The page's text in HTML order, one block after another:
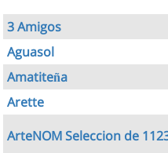
3 Amigos
Aguasol
Amatiteña
Arette
ArteNOM Seleccion de